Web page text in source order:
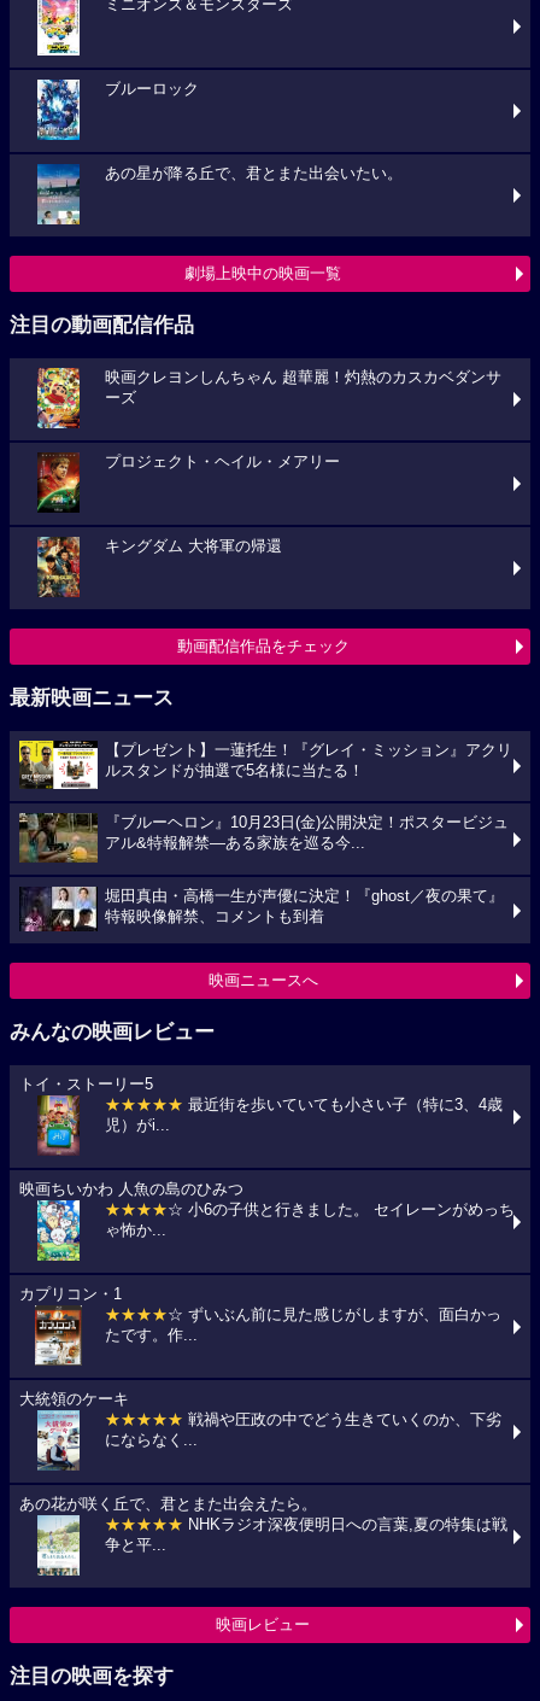
ミニオンズ＆モンスターズ
ブルーロック
あの星が降る丘で、君とまた出会いたい。
劇場上映中の映画一覧
注目の動画配信作品
映画クレヨンしんちゃん 超華麗！灼熱のカスカベダンサ
ーズ
プロジェクト・ヘイル・メアリー
キングダム 大将軍の帰還
動画配信作品をチェック
最新映画ニュース
【プレゼント】一蓮托生！『グレイ・ミッション』アクリ
ルスタンドが抽選で5名様に当たる！
『ブルーヘロン』10月23日(金)公開決定！ポスタービジュ
アル&特報解禁―ある家族を巡る今...
堀田真由・高橋一生が声優に決定！『ghost／夜の果て』
特報映像解禁、コメントも到着
映画ニュースへ
みんなの映画レビュー
トイ・ストーリー5
★★★★★ 最近街を歩いていても小さい子（特に3、4歳
児）がi...
映画ちいかわ 人魚の島のひみつ
★★★★☆ 小6の子供と行きました。 セイレーンがめっち
ゃ怖か...
カプリコン・1
★★★★☆ ずいぶん前に見た感じがしますが、面白かっ
たです。作...
大統領のケーキ
★★★★★ 戦禍や圧政の中でどう生きていくのか、下劣
にならなく...
あの花が咲く丘で、君とまた出会えたら。
★★★★★ NHKラジオ深夜便明日への言葉,夏の特集は戦
争と平...
映画レビュー
注目の映画を探す